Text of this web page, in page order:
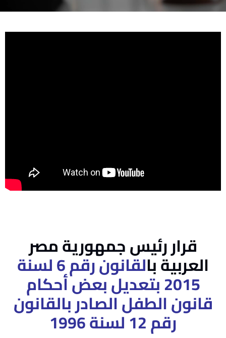
قرار رئيس جمهورية مصر
العربية با لقانون رقم 6 لسنة
2015بتعديل بعض أحكام
قانون الطفلالصادر بالقانون
رقم 12 لسنة 1996